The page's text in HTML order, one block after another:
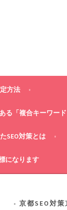
方法
る「複合キーワー
SEO対策とは
になります
京都SEO対